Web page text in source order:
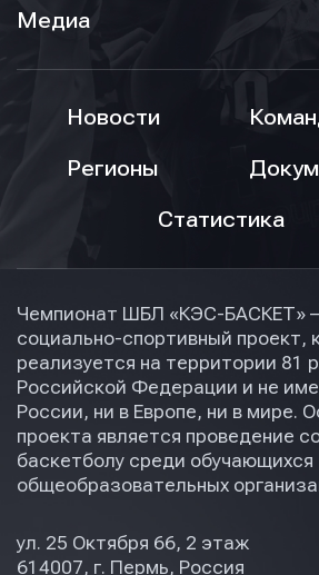
Медиа
Новости
Регионы
Статистика
Чемпионат ШБЛ «КЭС-БАСКЕТ»
социально-спортивный проект,
реализуется на территории 81
Российской Федерации и не
России, ни в Европе, ни в мире.
проекта является проведение
баскетболу среди обучающихся
общеобразовательных
ул. 25 Октября 66, 2 этаж
614007, г. Пермь, Россия